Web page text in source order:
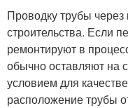
Проводку трубы
строительства. Если
ремонтируют в
обычно оставляют на
условием для
расположение трубы